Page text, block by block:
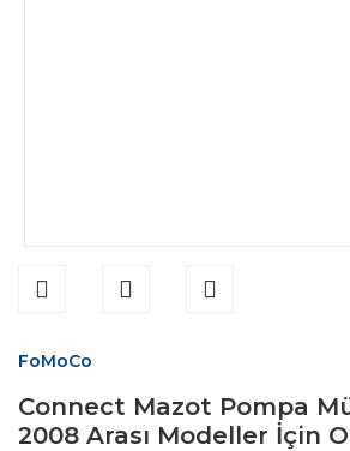
FoMoCo
Connect Mazot Pompa
2008 Arası Modeller İçin